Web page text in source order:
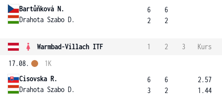
Bartůňková N.
Drahota Szabo D.
6
2
6
2
Warmbad-Villach ITF 1 2 3
Kurs
17.08.
Cisovska R.
Drahota Szabo D.
1K
6
3
6
2
2.57
1.44